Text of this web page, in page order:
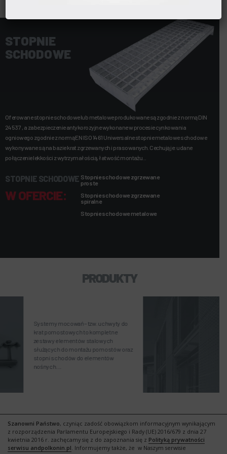
Szanowni Państwo, czyniąc zadość obowiązkom informacyjnym wynikającym
z rozporządzenia Parlamentu Europejskiego i Rady (UE) 2016/679 z dnia 27
kwietnia 2016 r. zachęcamy się z do zapoznania się z Polityką prywatności
serwisu andpolkonin.pl. Informujemy także, że w Naszym serwisie
STOPNIE
SCHODOWE
Oferowane stopnie schodowe lub metalowe produkowane są zgodnie z normą DIN
24537 , a zabezpieczenie antykorozyjne wykonane w procesie cynkowania
ogniowego zgodnie z normą EN ISO 1461 Uniwersalne stopnie metalowe schodowe
wykonywane są na bazie krat zgrzewanych i prasowanych. Cechują je: udane
połączenie lekkości z wytrzymałością, łatwość montażu...
STOPNIE SCHODOWE
W OFERCIE:
Stopnie schodowe zgrzewane
proste
Stopnie schodowe zgrzewane
spiralne
Stopnie schodowe metalowe
PRODUKTY
uchwyty do
pomostów oraz